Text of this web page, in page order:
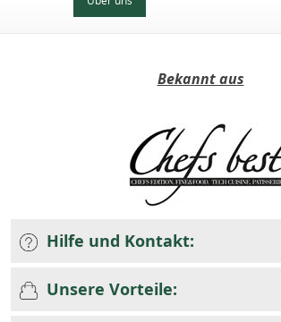
Bekannt aus
Hilfe und Kontakt:
Unsere Vorteile: